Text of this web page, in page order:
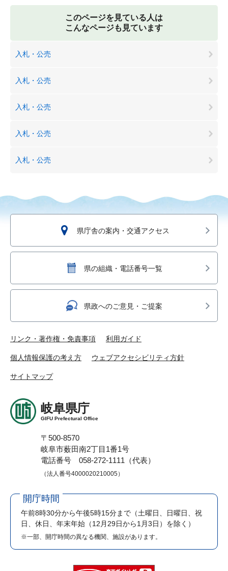
このページを見ている人は
こんなページも見ています
入札・公売
入札・公売
入札・公売
入札・公売
入札・公売
県庁舎の案内・交通アクセス
県の組織・電話番号一覧
県政へのご意見・ご提案
リンク・著作権・免責事項 利用ガイド
個人情報保護の考え方 ウェブアクセシビリティ方針
サイトマップ
岐阜県庁
GIFU Prefectural Office
〒500-8570
岐阜市薮田南2丁目1番1号
電話番号 058-272-1111（代表）
（法人番号4000020210005）
開庁時間
午前8時30分から午後5時15分まで （土曜日、日曜日、祝
日、休日、年末年始（12月29日から1月3日）を除く）
※一部、開庁時間の異なる機関、施設があります。